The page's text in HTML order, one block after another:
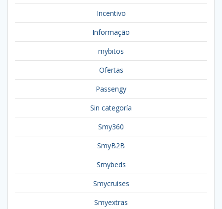
Incentivo
Informação
mybitos
Ofertas
Passengy
Sin categoría
Smy360
SmyB2B
Smybeds
Smycruises
Smyextras